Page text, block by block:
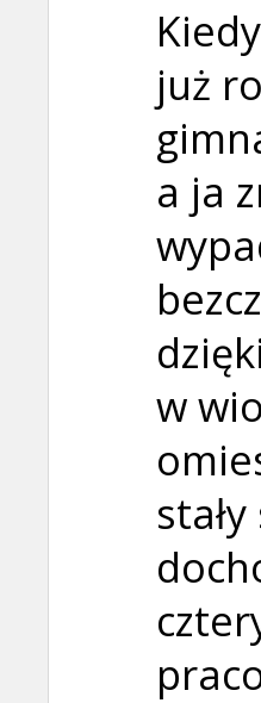
już
a ja
w